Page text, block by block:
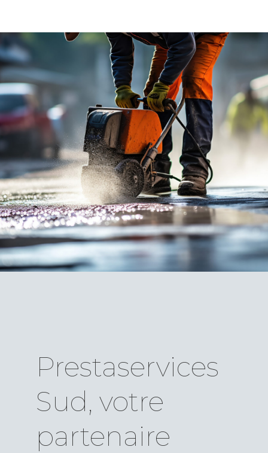
Prestaservices
Sud, votre
partenaire